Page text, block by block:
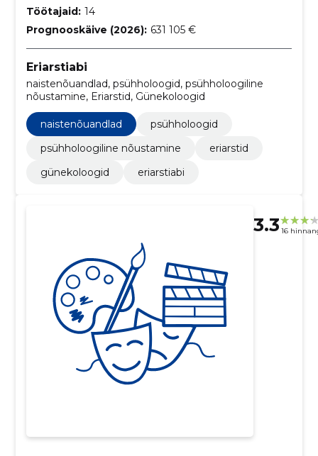
Töötajaid: 14
Prognooskäive (2026): 631 105 €
Eriarstiabi
naistenõuandlad, psühholoogid, psühholoogiline
nõustamine, Eriarstid, Günekoloogid
naistenõuandlad
psühholoogid
psühholoogiline nõustamine
eriarstid
günekoloogid
eriarstiabi
3.3 16